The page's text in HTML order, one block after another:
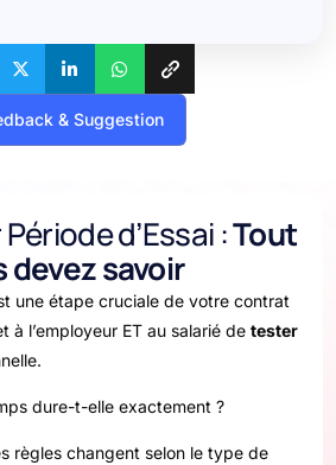
& Suggestion
d’Essai :Tout
devez savoir
une étape cruciale de votre contrat
à l’employeur ET au salarié detester
dure-t-elle exactement ?
règles changent selon le type de